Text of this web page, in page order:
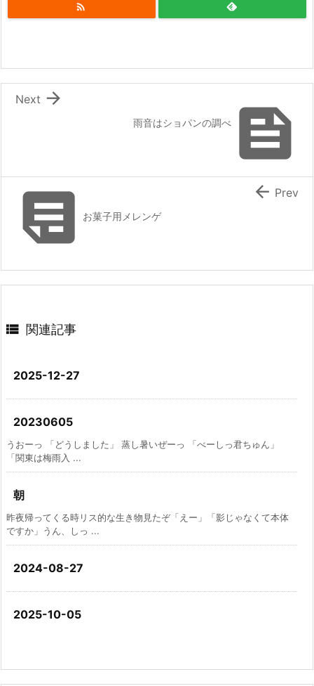


雨音はショパンの調べ

Next
お菓子用メレンゲ
 Prev
 関連記事
2025-12-27
20230605
うおーっ 「どうしました」 蒸し暑いぜーっ 「べーしっ君ちゅん」
「関東は梅雨入 ...
朝
昨夜帰ってくる時リス的な生き物見たぞ「えー」「影じゃなくて本体
ですか」うん、しっ ...
2024-08-27
2025-10-05